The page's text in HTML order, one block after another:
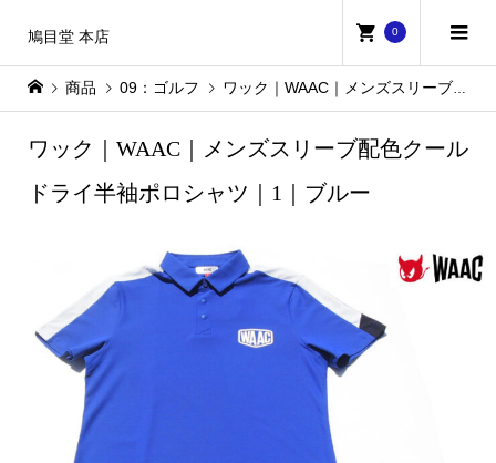
鳩目堂 本店 0
商品 09：ゴルフ ワック｜WAAC｜メンズスリーブ配色クールドライ半袖ポロシャツ｜1｜ブルー
ワック｜WAAC｜メンズスリーブ配色クール
ドライ半袖ポロシャツ｜1｜ブルー